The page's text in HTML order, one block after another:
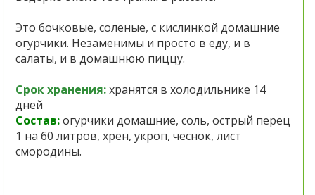
Это бочковые, соленые, с кислинкой домашние
огурчики. Незаменимы и просто в еду, и в
салаты, и в домашнюю пиццу.
Срок хранения:хранятся в холодильнике 14
дней
Состав:огурчики домашние, соль, острый перец
1 на 60 литров, хрен, укроп, чеснок, лист
смородины.